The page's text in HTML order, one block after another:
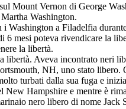
Mount Vernon di George
Washington.
Washington a Filadelfia
6 mesi poteva rivendicare la
la libertà.
libertà. Aveva incontrato neri
NH, uno stato libero.
turbati dalla sua fuga e
New Hampshire e mentre è
nero libero di nome